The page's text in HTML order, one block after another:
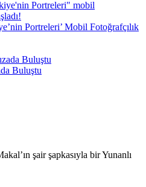
Portreleri’ Mobil Fotoğrafçılık
Buluştu
şair şapkasıyla bir Yunanlı